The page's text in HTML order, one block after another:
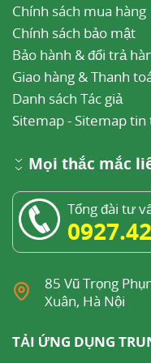
Chính sách mua hàng
Chính sách bảo mật
Bảo hành & đổi trả
Giao hàng & Thanh
Danh sách Tác giả
Sitemap- Sitemap tin
Mọi thắc mắc
Tổng đài tư
85 Vũ Trọng
Xuân, Hà Nội
TẢI ỨNG DỤNG